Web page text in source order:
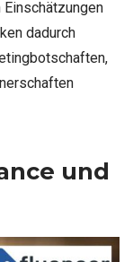
dadurch
und